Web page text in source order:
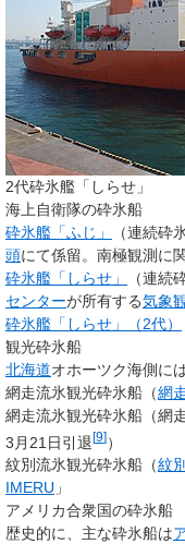
2代砕氷艦「しらせ」
海上自衛隊の砕氷船
砕氷艦「ふじ」
（連続砕
頭にて係留。南極観測に
砕氷艦「しらせ」
（連続
センターが所有する気象
砕氷艦「しらせ」（2代）
観光砕氷船
北海道オホーツク海側に
網走流氷観光砕氷船（網
網走流氷観光砕氷船（網
3月21日引退[9]）
紋別流氷観光砕氷船（紋
IMERU 」
アメリカ合衆国の砕氷船
歴史的に、主な砕氷船は